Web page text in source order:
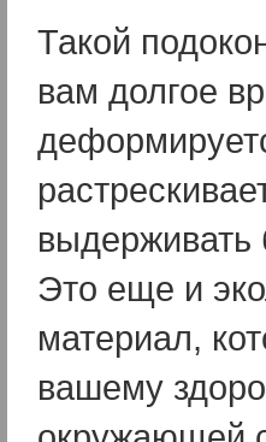
Такой
вам долгое
выдерживать
Это еще и
материал,
вашему